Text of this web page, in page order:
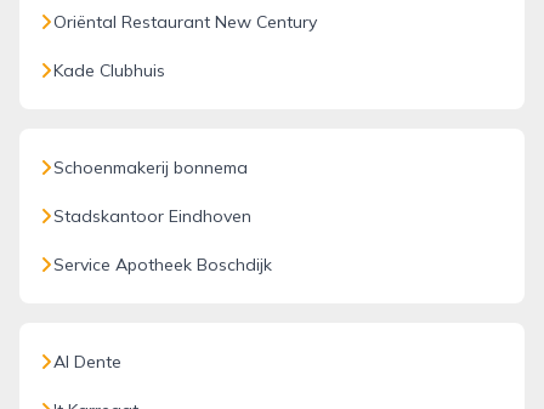
Oriëntal Restaurant New Century
Kade Clubhuis
Schoenmakerij bonnema
Stadskantoor Eindhoven
Service Apotheek Boschdijk
Al Dente